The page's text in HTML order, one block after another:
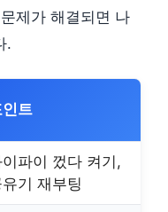
제가 해결되면 나
.
인트
이파이 껐다 켜기,
유기 재부팅